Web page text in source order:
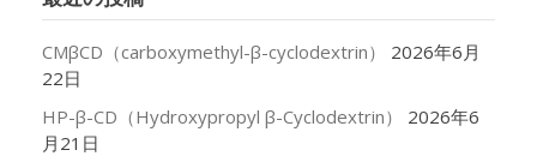
CMβCD（carboxymethyl-β-cyclodextrin）
2026年6月
22日
HP-β-CD（Hydroxypropyl β-Cyclodextrin）
2026年6
月21日